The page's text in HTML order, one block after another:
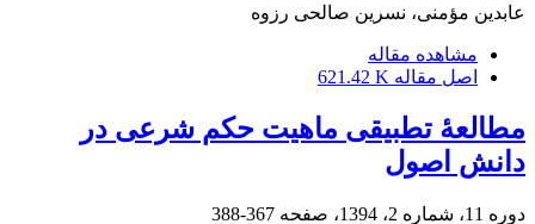
عابدین مؤمنی، نسرین صالحی رزوه
مشاهده مقاله
اصل مقاله 621.42 K
مطالعۀ تطبیقی ماهیت حکم شرعی در
دانش اصول
دوره 11، شماره 2، 1394، صفحه 367-388